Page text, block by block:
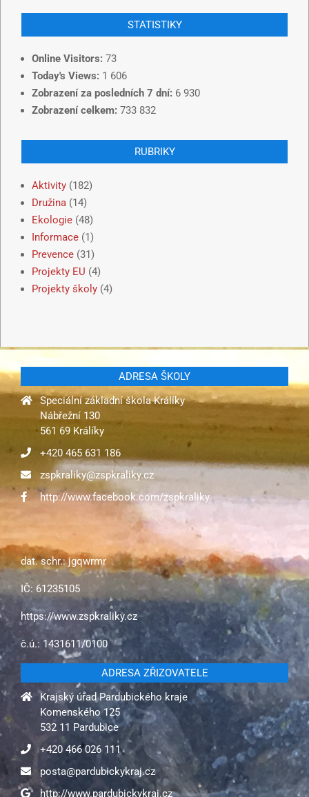
STATISTIKY
Online Visitors: 73
Today's Views: 1 606
Zobrazení za posledních 7 dní: 6 930
Zobrazení celkem: 733 832
RUBRIKY
Aktivity (182)
Družina (14)
Ekologie (48)
Informace (1)
Prevence (31)
Projekty EU (4)
Projekty školy (4)
ADRESA ŠKOLY
Speciální základní škola Králíky
Nábřežní 130
561 69 Králíky
+420 465 631 186
zspkraliky@zspkraliky.cz
http://www.facebook.com/zspkraliky
dat. schr.: jgqwrmr
IČ: 61235105
https://www.zspkraliky.cz
č.ú.: 1431611/0100
ADRESA ZŘIZOVATELE
Krajský úřad Pardubického kraje
Komenského 125
532 11 Pardubice
+420 466 026 111
posta@pardubickykraj.cz
http://www.pardubickykraj.cz